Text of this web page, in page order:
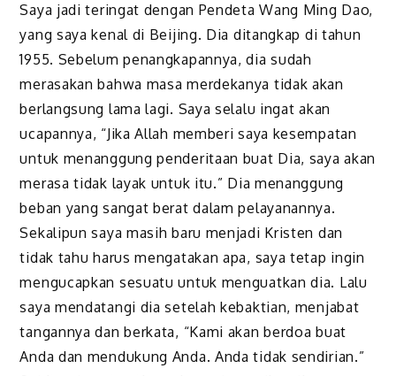
Saya jadi teringat dengan Pendeta Wang Ming Dao,
yang saya kenal di Beijing. Dia ditangkap di tahun
1955. Sebelum penangkapannya, dia sudah
merasakan bahwa masa merdekanya tidak akan
berlangsung lama lagi. Saya selalu ingat akan
ucapannya, “Jika Allah memberi saya kesempatan
untuk menanggung penderitaan buat Dia, saya akan
merasa tidak layak untuk itu.” Dia menanggung
beban yang sangat berat dalam pelayanannya.
Sekalipun saya masih baru menjadi Kristen dan
tidak tahu harus mengatakan apa, saya tetap ingin
mengucapkan sesuatu untuk menguatkan dia. Lalu
saya mendatangi dia setelah kebaktian, menjabat
tangannya dan berkata, “Kami akan berdoa buat
Anda dan mendukung Anda. Anda tidak sendirian.”